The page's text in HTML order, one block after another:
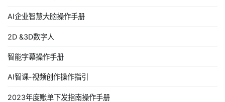
AI企业智慧大脑操作手册
2D &3D数字人
智能字幕操作手册
AI智课-视频创作操作指引
2023年度账单下发指南操作手册